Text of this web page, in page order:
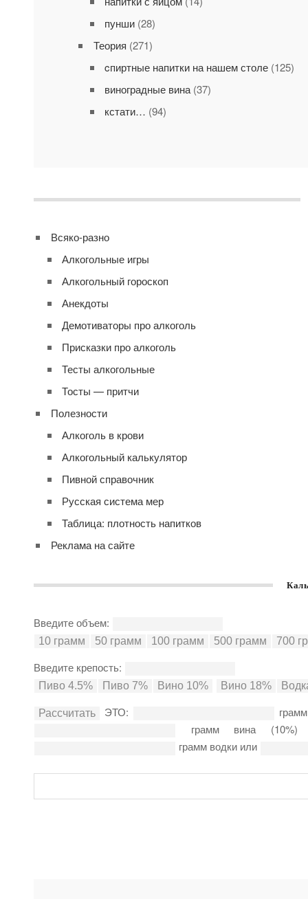
пунши(28)
Теория (271)
cпиртные напитки на нашем столе(125)
виноградные вина(37)
кстати… (94)
Всяко-разно
Алкогольные игры
Алкогольный гороскоп
Анекдоты
Демотиваторы про алкоголь
Присказки про алкоголь
Тесты алкогольные
Тосты — притчи
Полезности
Алкоголь в крови
Алкогольный калькулятор
Пивной справочник
Русская система мер
Таблица: плотность напитков
Реклама на сайте
Введите объем:
Введите крепость:
ЭТО:
грамм вина
грамм водки или